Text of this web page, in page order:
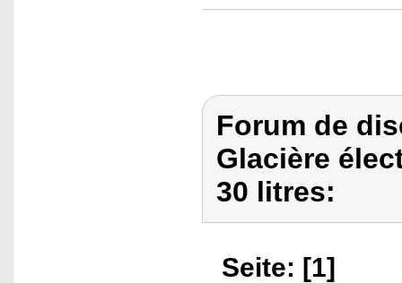
Forum de
Glacière
30 litres:
Seite: [1]